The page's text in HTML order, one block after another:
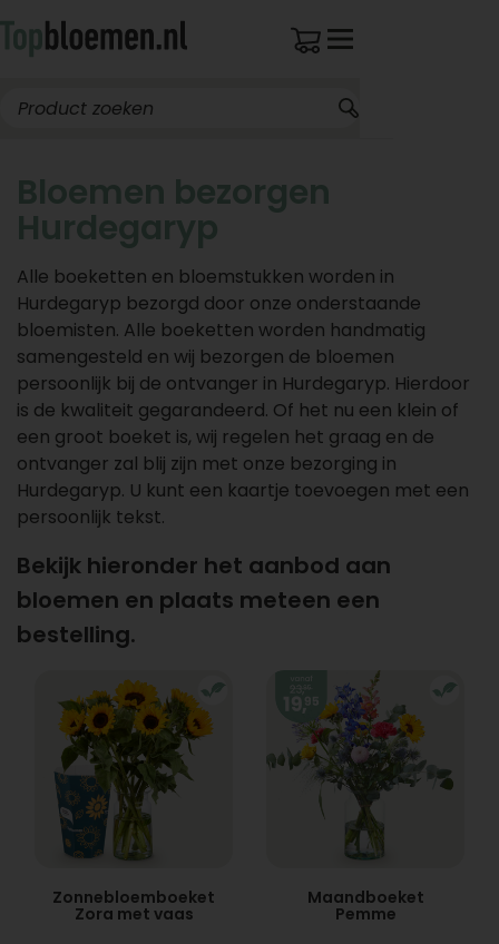
Bloemen bezorgen
Hurdegaryp
Alle boeketten en bloemstukken worden in
Hurdegaryp bezorgd door onze onderstaande
bloemisten. Alle boeketten worden handmatig
samengesteld en wij bezorgen de bloemen
persoonlijk bij de ontvanger in Hurdegaryp. Hierdoor
is de kwaliteit gegarandeerd. Of het nu een klein of
een groot boeket is, wij regelen het graag en de
ontvanger zal blij zijn met onze bezorging in
Hurdegaryp. U kunt een kaartje toevoegen met een
persoonlijk tekst.
Bekijk hieronder het aanbod aan
bloemen en plaats meteen een
bestelling.
Zonnebloemboeket
Zora met vaas
Maandboeket
Pemme